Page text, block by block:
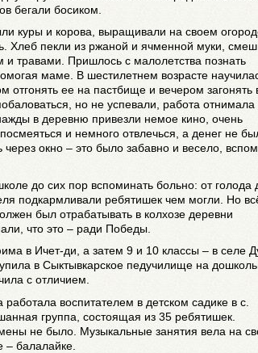
бегали босиком.
куры и корова, выращивали на своем
Хлеб пекли из ржаной и ячменной муки,
травами. Пришлось с малолетства познать
маме. В шестилетнем возрасте
отгонять ее на пастбище и вечером загонять
но не успевали, работа отнимала
в деревню привезли немое кино, очень
и немного отвлечься, а денег не
через окно – это было забавно и весело,
до сих пор вспоминать больно: от голода
подкармливали ребятишек чем могли. Но
был отрабатывать в колхозе деревни
что это – ради Победы.
в Ичет-ди, а затем 9 и 10 классы – в селе
в Сыктывкарское педучилище на
с отличием.
воспитателем в детском садике в с.
группа, состоящая из 35 ребятишек.
не было. Музыкальные занятия вела на
– балалайке.